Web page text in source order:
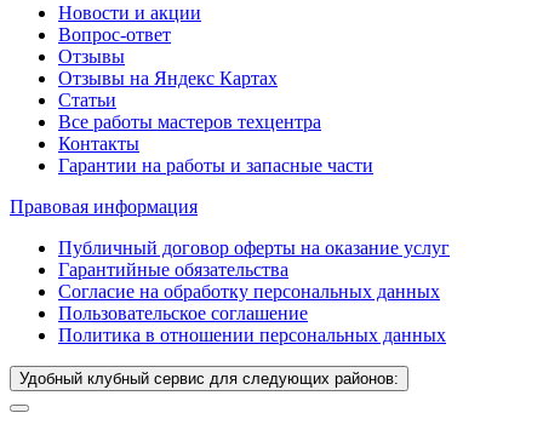
Новости и акции
Вопрос-ответ
Отзывы
Отзывы на Яндекс Картах
Статьи
Все работы мастеров техцентра
Контакты
Гарантии на работы и запасные части
Правовая информация
Публичный договор оферты на оказание услуг
Гарантийные обязательства
Согласие на обработку персональных данных
Пользовательское соглашение
Политика в отношении персональных данных
Удобный клубный сервис для следующих районов: